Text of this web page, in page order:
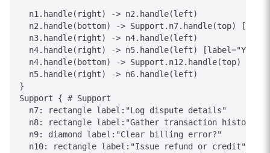
  n1.handle(right) -> n2.handle(left)
n2.handle(bottom) -> Support.n7.handle(top)
  n3.handle(right) -> n4.handle(left)
  n4.handle(right) -> n5.handle(left) [label="Yes"]
n4.handle(bottom) -> Support.n12.handle(top)
  n5.handle(right) -> n6.handle(left)
}
Support { # Support
  n7: rectangle label:"Log dispute details"
  n8: rectangle label:"Gather transaction history"
  n9: diamond label:"Clear billing error?"
  n10: rectangle label:"Issue refund or credit"